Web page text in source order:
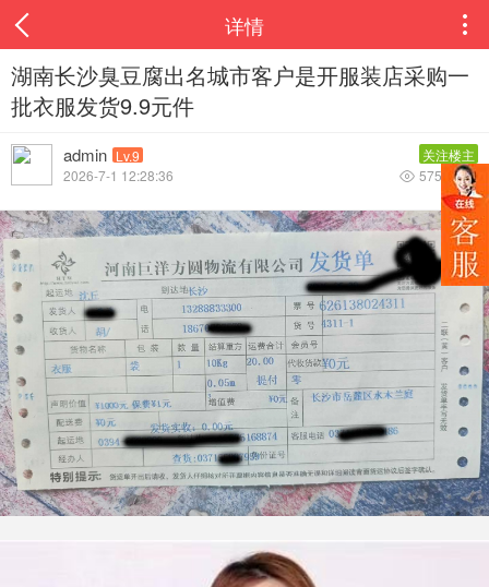
详情 
湖南长沙臭豆腐出名城市客户是开服装店采购一
批衣服发货9.9元件
admin Lv.9
关注楼主
2026-7-1 12:28:36
 0
 575